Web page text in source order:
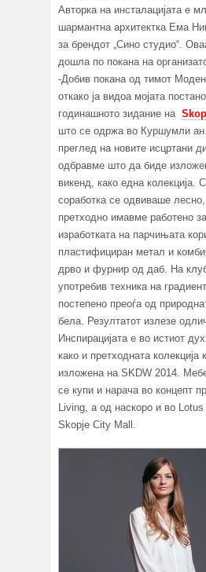
Авторка на инсталацијата е
шармантна архитектка Ема
за брендот „Сино студио“.
дошла по покана на
-Добив покана од тимот Моден
откако ја видоа мојата
годинашното зидание на
што се одржа во Куршумли
преглед на новите исцртани
одбравме што да биде
викенд, како една колекција.
соработка се одвиваше
претходно имавме работено
изработката на парчињата
пластифициран метал и
дрво и фурнир од даб. На
употребив техника на
постепено преоѓа од
бела. Резултатот излезе
Инспирацијата е во истиот
како и претходната колекција
изложена на SKDW 2014.
се купи и нарача во концепт
Living, а од наскоро и во
Skopje City Mall.